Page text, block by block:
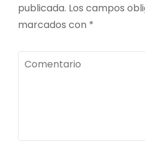
publicada. Los campos
marcados con *
Comentario